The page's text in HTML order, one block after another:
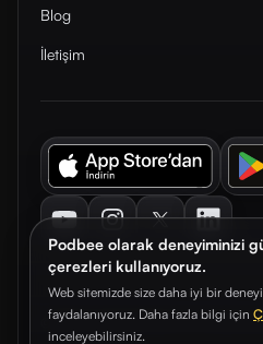
Podbee olarak deneyiminizi
çerezleri kullanıyoruz.
Web sitemizde size daha iyi bir
faydalanıyoruz. Daha fazla bilgi için
inceleyebilirsiniz.
Blog
İletişim
© 2026. Podbee Media. Tüm hakları